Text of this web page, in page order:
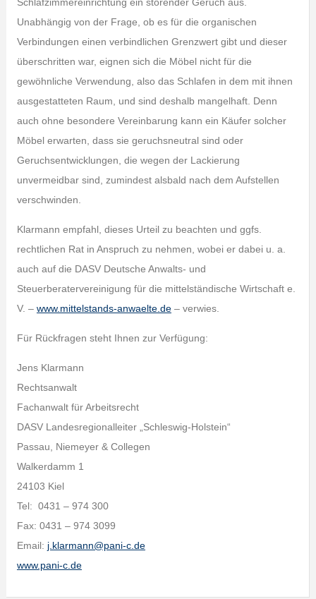
Unabhängig von der Frage, ob es für die organischen
Verbindungen einen verbindlichen Grenzwert gibt und dieser
überschritten war, eignen sich die Möbel nicht für die
gewöhnliche Verwendung, also das Schlafen in dem mit ihnen
ausgestatteten Raum, und sind deshalb mangelhaft. Denn
auch ohne besondere Vereinbarung kann ein Käufer solcher
Möbel erwarten, dass sie geruchsneutral sind oder
Geruchsentwicklungen, die wegen der Lackierung
unvermeidbar sind, zumindest alsbald nach dem Aufstellen
verschwinden.
Klarmann empfahl, dieses Urteil zu beachten und ggfs.
rechtlichen Rat in Anspruch zu nehmen, wobei er dabei u. a.
auch auf die DASV Deutsche Anwalts- und
Steuerberatervereinigung für die mittelständische Wirtschaft e.
V. – www.mittelstands-anwaelte.de– verwies.
Für Rückfragen steht Ihnen zur Verfügung:
Jens Klarmann
Rechtsanwalt
Fachanwalt für Arbeitsrecht
DASV Landesregionalleiter „Schleswig-Holstein“
Passau, Niemeyer & Collegen
Walkerdamm 1
24103 Kiel
Tel: 0431 – 974 300
Fax: 0431 – 974 3099
Email: j.klarmann@pani-c.de
www.pani-c.de